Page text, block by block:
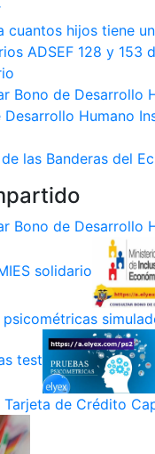
cuantos hijos tiene
ADSEF 128 y 153
Bono de Desarrollo
Desarrollo Humano
las Banderas del
Bono de Desarrollo
solidario
psicométricas
test
Tarjeta de Crédito